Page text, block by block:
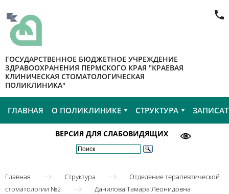
ГОСУДАРСТВЕННОЕ БЮДЖЕТНОЕ УЧРЕЖДЕНИЕ
ЗДРАВООХРАНЕНИЯ ПЕРМСКОГО КРАЯ "КРАЕВАЯ
КЛИНИЧЕСКАЯ СТОМАТОЛОГИЧЕСКАЯ
ПОЛИКЛИНИКА"
ГЛАВНАЯ О ПОЛИКЛИНИКЕ СТРУКТУРА
ВЕРСИЯ ДЛЯ СЛАБОВИДЯЩИХ
Главная Структура
Отделение терапевтической
стоматологии №2
Данилова Тамара Леонидовна